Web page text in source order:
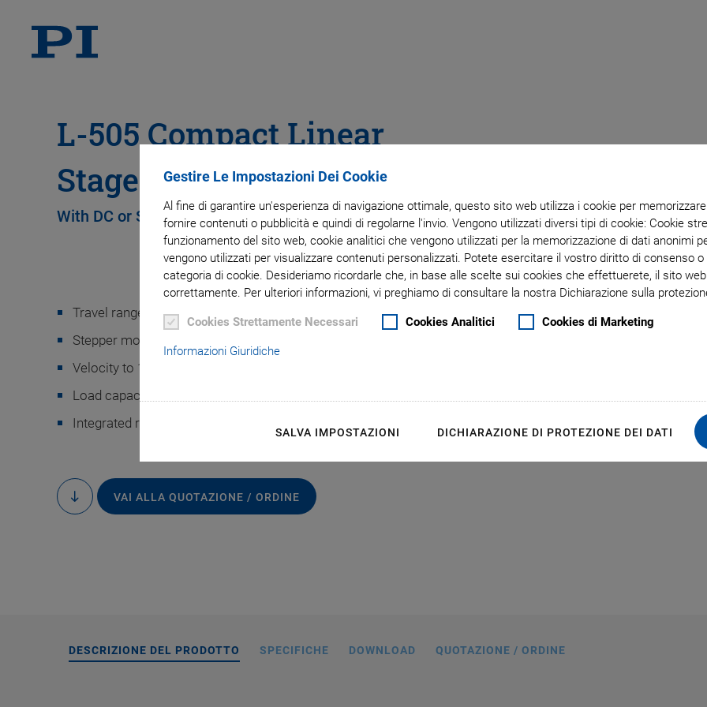
Gestire Le Impostazioni Dei Cookie
Al fine di garantire un'esperienza di navigazione ottimale, questo sito web utilizza i cookie per
fornire contenuti o pubblicità e quindi di regolarne l'invio. Vengono utilizzati diversi tipi di cookie: Cookie
funzionamento del sito web, cookie analitici che vengono utilizzati per la memorizzazione di dati anonimi
vengono utilizzati per visualizzare contenuti personalizzati. Potete esercitare il vostro diritto di consenso
categoria di cookie. Desideriamo ricordarle che, in base alle scelte sui cookies che effettuerete, il sito
correttamente. Per ulteriori informazioni, vi preghiamo di consultare la nostra Dichiarazione sulla
Cookies Strettamente Necessari Cookies Analitici Cookies di Marketing
Informazioni Giuridiche
SALVA IMPOSTAZIONI DICHIARAZIONE DI PROTEZIONE DEI DATI
L-505 Compact Linear
Stage
With DC or Stepper Motor
Travel ranges 13 or 26 mm
Stepper motor with and without gearhead or DC servo motor
Velocity to 15 mm/s
Load capacity to 30 N
Integrated reference and limit switches
to
content
VAI ALLA QUOTAZIONE / ORDINEComparison of XYZ assemblies consisting of three linear
stages with folded drivetrain: 13 mm travel range (left) and
DESCRIZIONE DEL PRODOTTO SPECIFICHE DOWNLOAD QUOTAZIONE / ORDINE